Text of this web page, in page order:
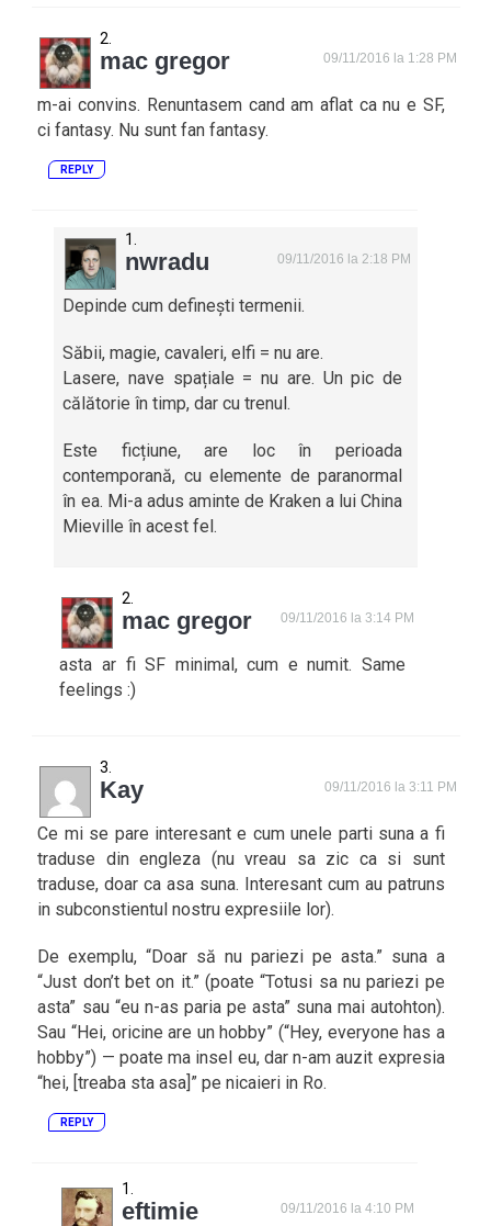
mac gregor 09/11/2016 la 1:28 PM
m-ai convins. Renuntasem cand am aflat ca nu e SF,
ci fantasy. Nu sunt fan fantasy.
REPLY
nwradu 09/11/2016 la 2:18 PM
Depinde cum definești termenii.
Săbii, magie, cavaleri, elfi = nu are.
Lasere, nave spațiale = nu are. Un pic de
călătorie în timp, dar cu trenul.
Este ficțiune, are loc în perioada
contemporană, cu elemente de paranormal
în ea. Mi-a adus aminte de Kraken a lui China
Mieville în acest fel.
mac gregor 09/11/2016 la 3:14 PM
asta ar fi SF minimal, cum e numit. Same
feelings :)
Kay 09/11/2016 la 3:11 PM
Ce mi se pare interesant e cum unele parti suna a fi
traduse din engleza (nu vreau sa zic ca si sunt
traduse, doar ca asa suna. Interesant cum au patruns
in subconstientul nostru expresiile lor).
De exemplu, “Doar să nu pariezi pe asta.” suna a
“Just don’t bet on it.” (poate “Totusi sa nu pariezi pe
asta” sau “eu n-as paria pe asta” suna mai autohton).
Sau “Hei, oricine are un hobby” (“Hey, everyone has a
hobby”) — poate ma insel eu, dar n-am auzit expresia
“hei, [treaba sta asa]” pe nicaieri in Ro.
REPLY
eftimie 09/11/2016 la 4:10 PM